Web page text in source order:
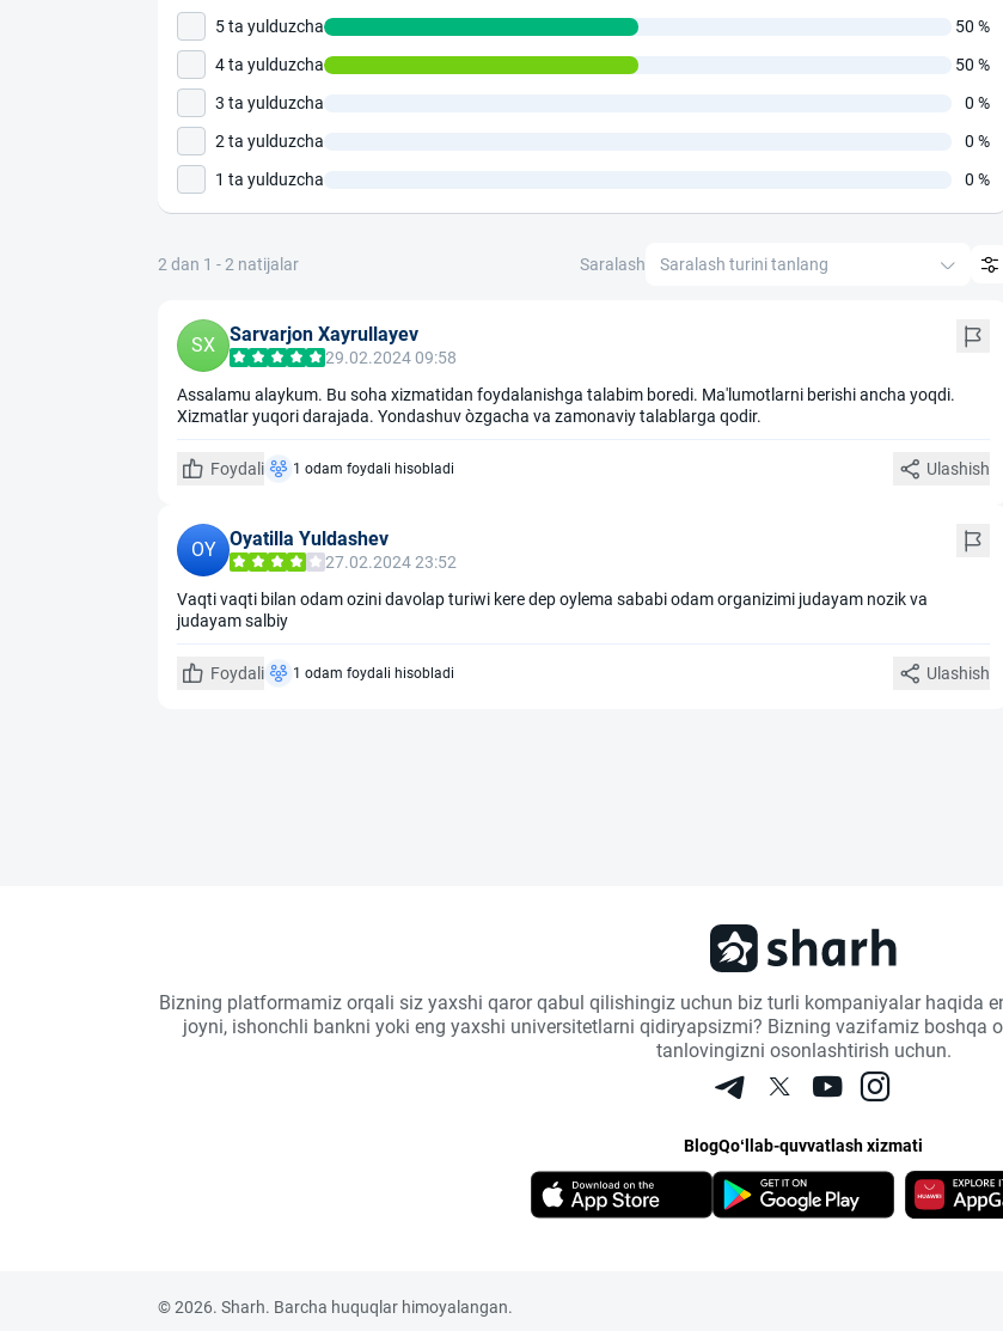
5 ta yulduzcha
50 %
4 ta yulduzcha
50 %
3 ta yulduzcha
0 %
2 ta yulduzcha
0 %
1 ta yulduzcha
0 %
2 dan 1 - 2 natijalar Saralash Saralash turini tanlang
SX Sarvarjon Xayrullayev
29.02.2024 09:58
Assalamu alaykum. Bu soha xizmatidan foydalanishga talabim boredi. Ma'lumotlarni berishi ancha yoqdi.
Xizmatlar yuqori darajada. Yondashuv òzgacha va zamonaviy talablarga qodir.
Foydali 1 odam foydali hisobladi Ulashish
OY Oyatilla Yuldashev
27.02.2024 23:52
Vaqti vaqti bilan odam ozini davolap turiwi kere dep oylema sababi odam organizimi judayam nozik va
judayam salbiy
Foydali 1 odam foydali hisobladi Ulashish
Bizning platformamiz orqali siz yaxshi qaror qabul qilishingiz uchun biz turli kompaniyalar haqida
joyni, ishonchli bankni yoki eng yaxshi universitetlarni qidiryapsizmi? Bizning vazifamiz
tanlovingizni osonlashtirish uchun.
BlogQo‘llab-quvvatlash xizmati
© 2026. Sharh. Barcha huquqlar himoyalangan.